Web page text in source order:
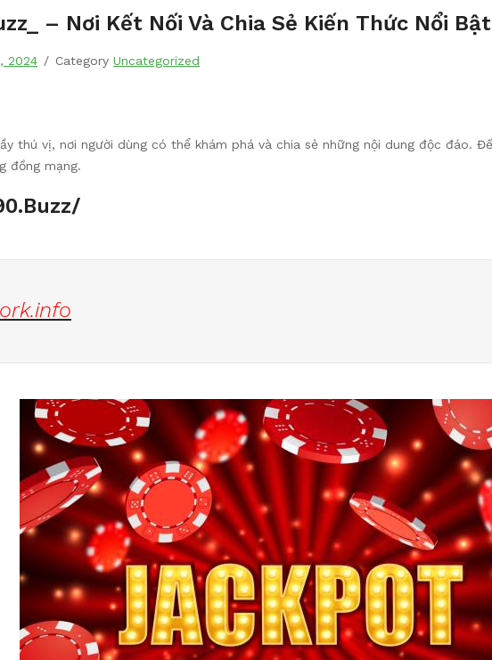
– Nơi Kết Nối Và Chia Sẻ Kiến Thức Nổi Bật
2024 / Category Uncategorized
thú vị, nơi người dùng có thể khám phá và chia sẻ những nội dung độc đáo.
đồng mạng.